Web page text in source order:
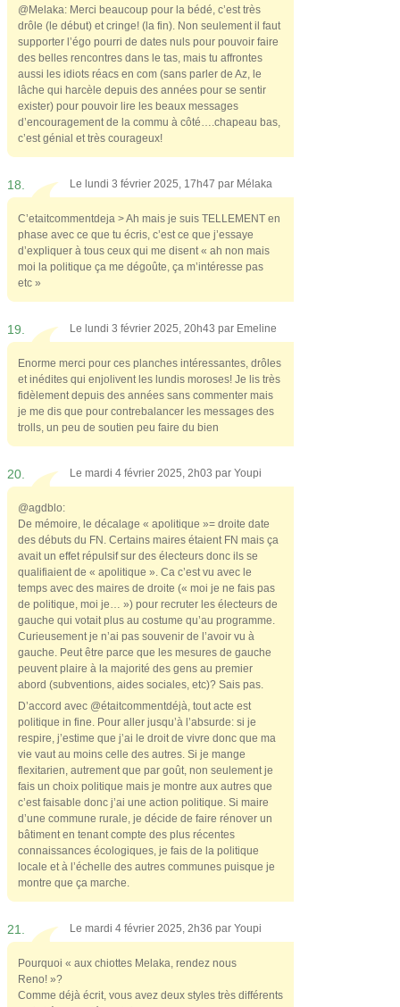
@Melaka: Merci beaucoup pour la bédé, c’est très
drôle (le début) et cringe! (la fin). Non seulement il faut
supporter l’égo pourri de dates nuls pour pouvoir faire
des belles rencontres dans le tas, mais tu affrontes
aussi les idiots réacs en com (sans parler de Az, le
lâche qui harcèle depuis des années pour se sentir
exister) pour pouvoir lire les beaux messages
d’encouragement de la commu à côté….chapeau bas,
c’est génial et très courageux!
18. Le lundi 3 février 2025, 17h47 par Mélaka
C’etaitcommentdeja > Ah mais je suis TELLEMENT en
phase avec ce que tu écris, c’est ce que j’essaye
d’expliquer à tous ceux qui me disent « ah non mais
moi la politique ça me dégoûte, ça m’intéresse pas
etc »
19. Le lundi 3 février 2025, 20h43 par Emeline
Enorme merci pour ces planches intéressantes, drôles
et inédites qui enjolivent les lundis moroses! Je lis très
fidèlement depuis des années sans commenter mais
je me dis que pour contrebalancer les messages des
trolls, un peu de soutien peu faire du bien
20. Le mardi 4 février 2025, 2h03 par Youpi
@agdblo:
De mémoire, le décalage « apolitique »= droite date
des débuts du FN. Certains maires étaient FN mais ça
avait un effet répulsif sur des électeurs donc ils se
qualifiaient de « apolitique ». Ca c’est vu avec le
temps avec des maires de droite (« moi je ne fais pas
de politique, moi je… ») pour recruter les électeurs de
gauche qui votait plus au costume qu’au programme.
Curieusement je n’ai pas souvenir de l’avoir vu à
gauche. Peut être parce que les mesures de gauche
peuvent plaire à la majorité des gens au premier
abord (subventions, aides sociales, etc)? Sais pas.
D’accord avec @étaitcommentdéjà, tout acte est
politique in fine. Pour aller jusqu’à l’absurde: si je
respire, j’estime que j’ai le droit de vivre donc que ma
vie vaut au moins celle des autres. Si je mange
flexitarien, autrement que par goût, non seulement je
fais un choix politique mais je montre aux autres que
c’est faisable donc j’ai une action politique. Si maire
d’une commune rurale, je décide de faire rénover un
bâtiment en tenant compte des plus récentes
connaissances écologiques, je fais de la politique
locale et à l’échelle des autres communes puisque je
montre que ça marche.
21. Le mardi 4 février 2025, 2h36 par Youpi
Pourquoi « aux chiottes Melaka, rendez nous
Reno! »?
Comme déjà écrit, vous avez deux styles très différents